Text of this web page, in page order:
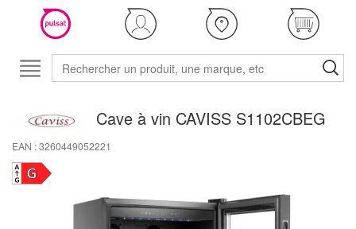
Cave à vin CAVISS S1102CBEG
EAN : 3260449052221